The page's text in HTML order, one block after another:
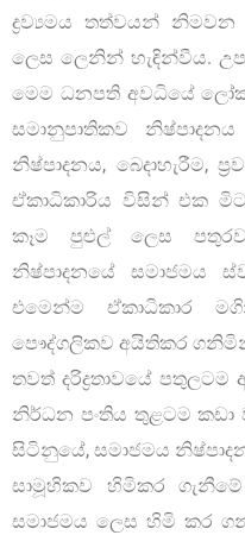
ද්‍රව්‍යමය තත්වයන් නිමවන
ලෙස ලෙනින් හැඳින්වීය.
මෙම ධනපති අවධියේ
සමානුපාතිකව
නිෂ්පාදනය, බෙදාහැරීම,
ඒකාධිකාරිය විසින් එක
කෑම පුළුල් ලෙස
නිෂ්පාදනයේ සමාජමය
එමෙන්ම ඒකාධිකාර
පෞද්ගලිකව අයිතිකර
තවත් දරිද්‍රතාවයේ
නිර්ධන පංතිය තුළටම කඩා
සිටිනුයේ, සමාජමය
සාමූහිකව හිමිකර ගැනීමේ
සමාජමය ලෙස හිමි කර